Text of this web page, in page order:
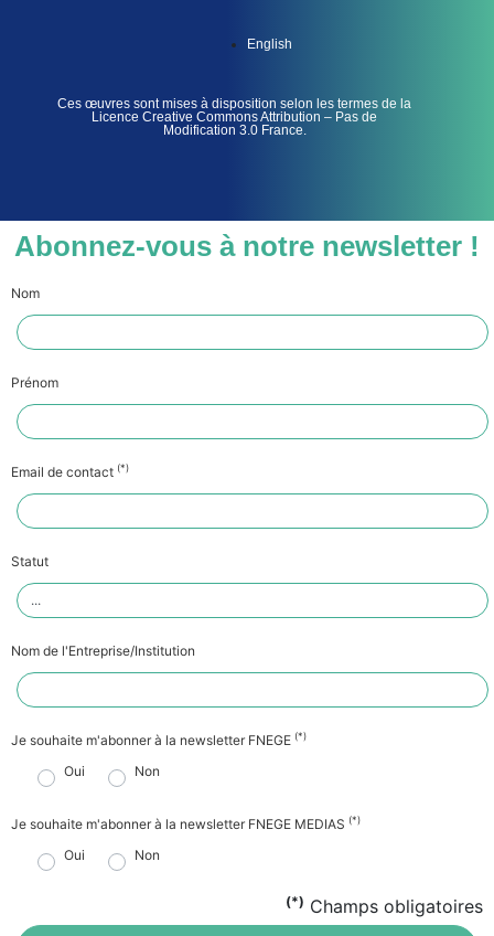
English
Ces œuvres sont mises à disposition selon les termes de la
Licence Creative Commons Attribution – Pas de
Modification 3.0 France.
Abonnez-vous à notre newsletter !
Nom
Prénom
Email de contact (*)
Statut
Nom de l'Entreprise/Institution
Je souhaite m'abonner à la newsletter FNEGE (*)
Oui Non
Je souhaite m'abonner à la newsletter FNEGE MEDIAS (*)
Oui Non
(*) Champs obligatoires